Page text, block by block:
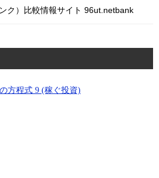
ク）比較情報サイト 96ut.netbank
方程式 9 (稼ぐ投資)